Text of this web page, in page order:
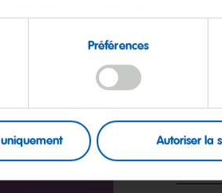
Préférences
Autoriser la
Valeur
Dont